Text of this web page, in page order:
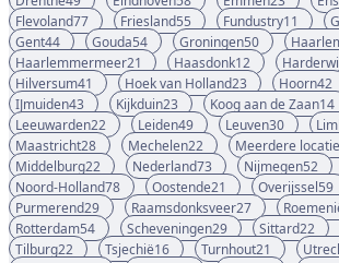
Flevoland77 Friesland55 Fundustry11
Gent44 Gouda54 Groningen50
Haarlemmermeer21 Haasdonk12
Hilversum41 Hoek van Holland23 Hoorn42
IJmuiden43 Kijkduin23 Koog aan de Zaan14
Leeuwarden22 Leiden49 Leuven30
Maastricht28 Mechelen22 Meerdere
Middelburg22 Nederland73 Nijmegen52
Noord-Holland78 Oostende21 Overijssel59
Purmerend29 Raamsdonksveer27
Rotterdam54 Scheveningen29 Sittard22
Tilburg22 Tsjechië16 Turnhout21